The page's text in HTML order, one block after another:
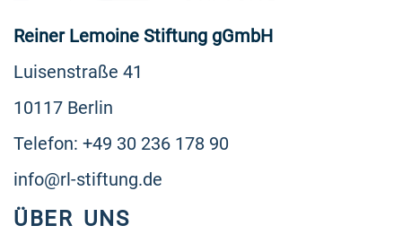
Reiner Lemoine Stiftung gGmbH
Luisenstraße 41
10117 Berlin
Telefon: +49 30 236 178 90
info@rl-stiftung.de
ÜBER UNS